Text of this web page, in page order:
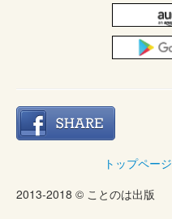
トップページ
2013-2018 © ことのは出版